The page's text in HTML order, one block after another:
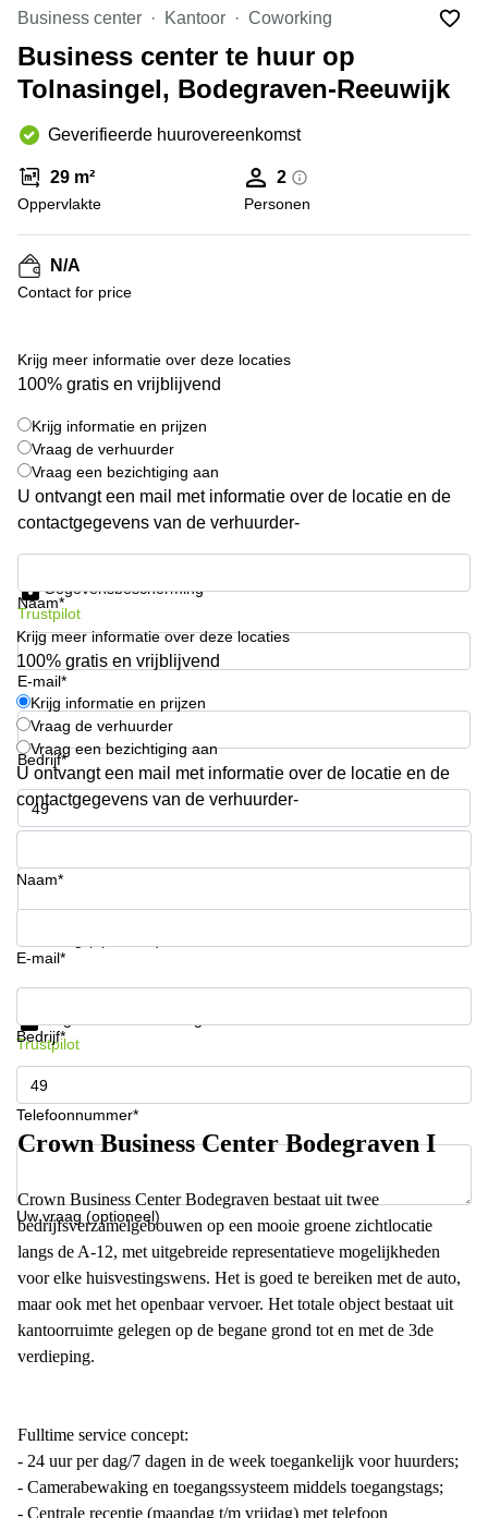
Hengelo
Hilversum
Hoofddorp
Deventer
Rotterdam
Tiel
Zwolle
Bodegraven-
Reeuwijk
Business
center
Arnhem
Business
Amsterdam
Westpoort
Business
center
Hilversum
Den
Haag
space
Breda
Coworking
Arnhem
Coworking
space
Hilversum
Coworking
space
Zwolle
Coworking
Haarlem
Kantoor
Huren
Hengelo
Nijmegen
Business center Kantoor Coworking
Business center te huur op
Tolnasingel, Bodegraven-Reeuwijk
Geverifieerde huurovereenkomst
29 m²
Oppervlakte
2
Personen
N/A
Contact for price
Krijg meer informatie over deze locaties
100% gratis en vrijblijvend
Krijg informatie en prijzen
Vraag de verhuurder
Vraag een bezichtiging aan
U ontvangt een mail met informatie over de locatie en de
contactgegevens van de verhuurder-
Naam*
E-mail*
Bedrijf*
Telefoonnummer*
Gegevensbescherming
Trustpilot
Krijg meer informatie over deze locaties
100% gratis en vrijblijvend
Krijg informatie en prijzen
Vraag de verhuurder
Vraag een bezichtiging aan
U ontvangt een mail met informatie over de locatie en de
contactgegevens van de verhuurder-
Naam*
E-mail*
Bedrijf*
Telefoonnummer*
Uw vraag (optioneel)
Krijg informatie en prijzen
Trustpilot
Crown Business Center Bodegraven I
Crown Business Center Bodegraven bestaat uit twee
bedrijfsverzamelgebouwen op een mooie groene zichtlocatie
langs de A-12, met uitgebreide representatieve mogelijkheden
voor elke huisvestingswens. Het is goed te bereiken met de auto,
maar ook met het openbaar vervoer. Het totale object bestaat uit
kantoorruimte gelegen op de begane grond tot en met de 3de
verdieping.
Fulltime service concept:
- 24 uur per dag/7 dagen in de week toegankelijk voor huurders;
- Camerabewaking en toegangssysteem middels toegangstags;
- Centrale receptie (maandag t/m vrijdag) met telefoon